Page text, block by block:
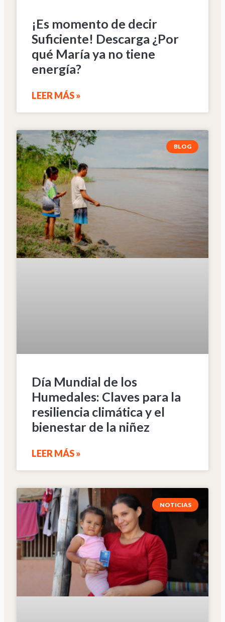
¡Es momento de decir
Suficiente! Descarga ¿Por
qué María ya no tiene
energía?
LEER MÁS »
BLOG
Día Mundial de los
Humedales: Claves para la
resiliencia climática y el
bienestar de la niñez
LEER MÁS »
NOTICIAS